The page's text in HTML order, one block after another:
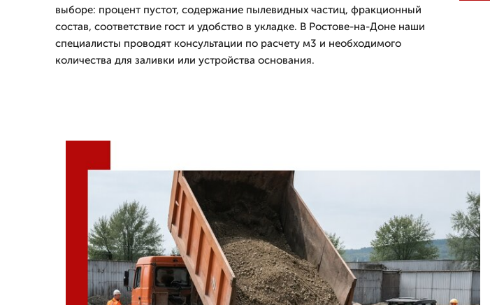
выборе: процент пустот, содержание пылевидных частиц, фракционный
состав, соответствие гост и удобство в укладке. В Ростове-на-Доне наши
специалисты проводят консультации по расчету м3 и необходимого
количества для заливки или устройства основания.